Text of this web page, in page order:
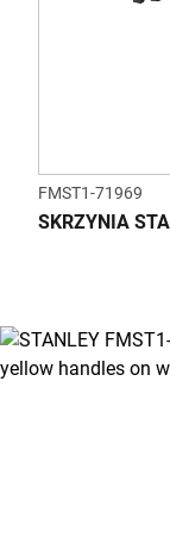
FMST1-71969
SKRZYNIA